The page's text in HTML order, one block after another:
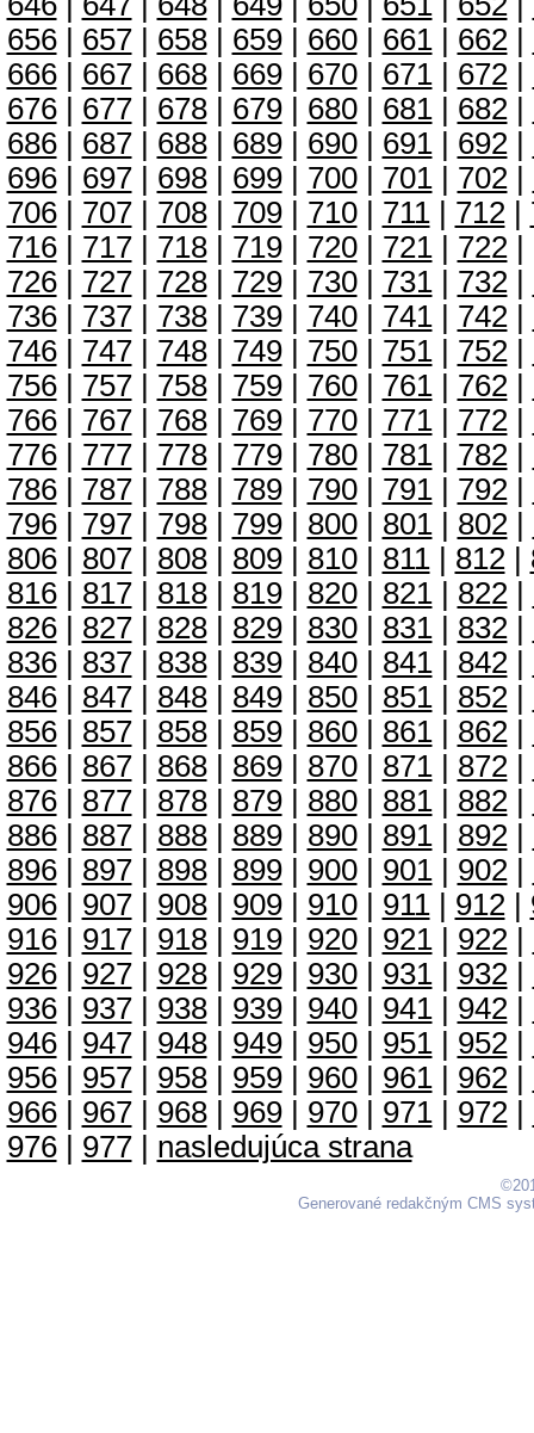
656| 657| 658| 659| 660| 661| 662|
666| 667| 668| 669| 670| 671| 672|
676| 677| 678| 679| 680| 681| 682|
686| 687| 688| 689| 690| 691| 692|
696| 697| 698| 699| 700| 701| 702|
706| 707| 708| 709| 710| 711| 712|
716| 717| 718| 719| 720| 721| 722|
726| 727| 728| 729| 730| 731| 732|
736| 737| 738| 739| 740| 741| 742|
746| 747| 748| 749| 750| 751| 752|
756| 757| 758| 759| 760| 761| 762|
766| 767| 768| 769| 770| 771| 772|
776| 777| 778| 779| 780| 781| 782|
786| 787| 788| 789| 790| 791| 792|
796| 797| 798| 799| 800| 801| 802|
806| 807| 808| 809| 810| 811| 812|
816| 817| 818| 819| 820| 821| 822|
826| 827| 828| 829| 830| 831| 832|
836| 837| 838| 839| 840| 841| 842|
846| 847| 848| 849| 850| 851| 852|
856| 857| 858| 859| 860| 861| 862|
866| 867| 868| 869| 870| 871| 872|
876| 877| 878| 879| 880| 881| 882|
886| 887| 888| 889| 890| 891| 892|
896| 897| 898| 899| 900| 901| 902|
906| 907| 908| 909| 910| 911| 912|
916| 917| 918| 919| 920| 921| 922|
926| 927| 928| 929| 930| 931| 932|
936| 937| 938| 939| 940| 941| 942|
946| 947| 948| 949| 950| 951| 952|
956| 957| 958| 959| 960| 961| 962|
966| 967| 968| 969| 970| 971| 972|
976| 977| nasledujúca strana
Generované redakčným CMS